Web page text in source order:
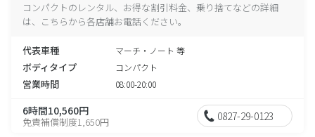
コンパクトのレンタル、お得な割引料金、乗り捨てなどの詳細
は、こちらから各店舗お電話ください。
代表車種 マーチ・ノート 等
ボディタイプ コンパクト
営業時間 08:00-20:00
6時間10,560円
免責補償制度1,650円 0827-29-0123